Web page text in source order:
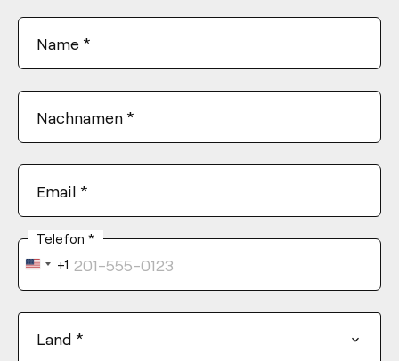
Name *
Nachnamen *
Email *
Telefon *
United
States
+1
Land *